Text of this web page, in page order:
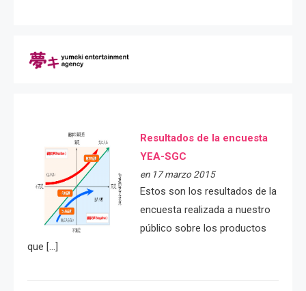
Resultados de la encuesta
YEA-SGC
en 17 marzo 2015
Estos son los resultados de la
encuesta realizada a nuestro
público sobre los productos
que […]